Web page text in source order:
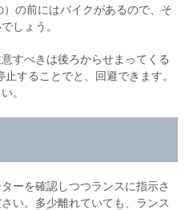
の前にはバイクがあるので、そ
しょう。
すべきは後ろからせまってくる
することでと、回避できます。
。
ーを確認しつつランスに指示さ
い。多少離れていても、ランス